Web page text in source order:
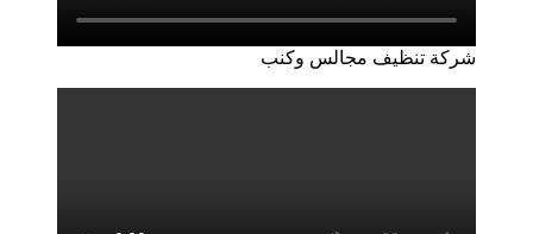
شركة تنظيف مجالس وكنب